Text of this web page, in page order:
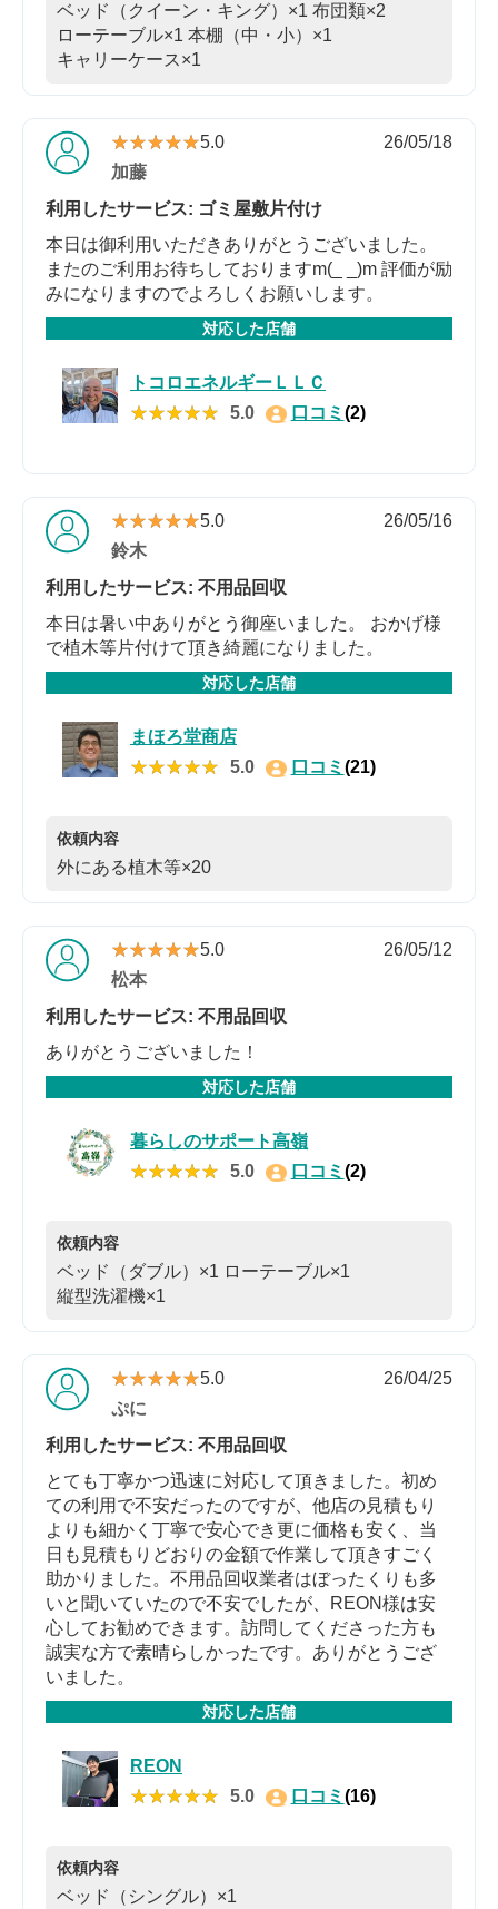
ベッド（クイーン・キング）×1 布団類×2
ローテーブル×1 本棚（中・小）×1
キャリーケース×1
★★★★★
★★★★★5.0
26/05/18
加藤
利用したサービス: ゴミ屋敷片付け
本日は御利用いただきありがとうございました。
またのご利用お待ちしておりますm(_ _)m 評価が励
みになりますのでよろしくお願いします。
対応した店舗
トコロエネルギーＬＬＣ
★★★★★
★★★★★ 5.0 口コミ (2)
★★★★★
★★★★★5.0
26/05/16
鈴木
利用したサービス: 不用品回収
本日は暑い中ありがとう御座いました。 おかげ様
で植木等片付けて頂き綺麗になりました。
対応した店舗
まほろ堂商店
★★★★★
★★★★★ 5.0 口コミ (21)
依頼内容
外にある植木等×20
★★★★★
★★★★★5.0
26/05/12
松本
利用したサービス: 不用品回収
ありがとうございました！
対応した店舗
暮らしのサポート高嶺
★★★★★
★★★★★ 5.0 口コミ (2)
依頼内容
ベッド（ダブル）×1 ローテーブル×1
縦型洗濯機×1
★★★★★
★★★★★5.0
26/04/25
ぷに
利用したサービス: 不用品回収
とても丁寧かつ迅速に対応して頂きました。初め
ての利用で不安だったのですが、他店の見積もり
よりも細かく丁寧で安心でき更に価格も安く、当
日も見積もりどおりの金額で作業して頂きすごく
助かりました。不用品回収業者はぼったくりも多
いと聞いていたので不安でしたが、REON様は安
心してお勧めできます。訪問してくださった方も
誠実な方で素晴らしかったです。ありがとうござ
いました。
対応した店舗
REON
★★★★★
★★★★★ 5.0 口コミ (16)
依頼内容
ベッド（シングル）×1